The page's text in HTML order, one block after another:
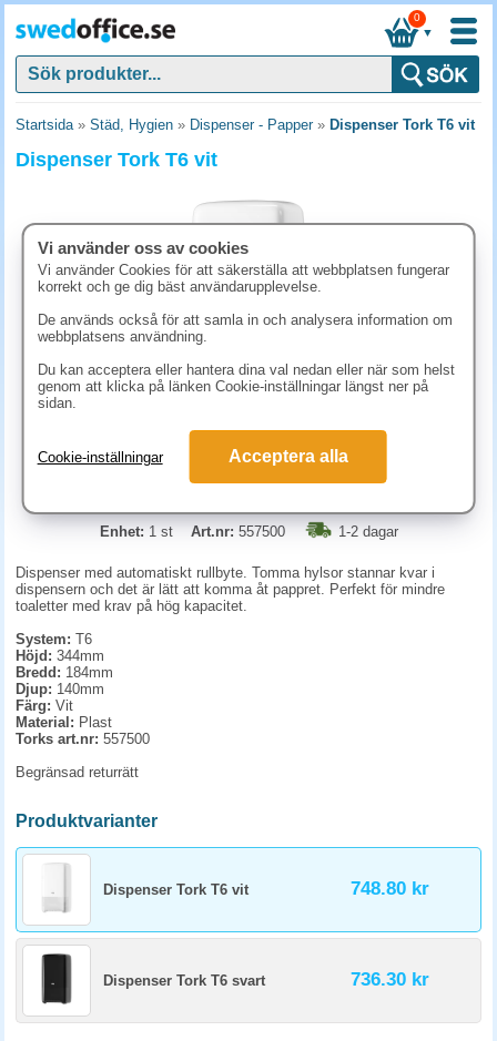
▼
0
Startsida» Städ, Hygien » Dispenser - Papper» Dispenser Tork T6 vit
Dispenser Tork T6 vit
748.80 kr
KÖP
Enhet: 1 st Art.nr: 557500 1-2 dagar
Dispenser med automatiskt rullbyte. Tomma hylsor stannar kvar i
dispensern och det är lätt att komma åt pappret. Perfekt för mindre
toaletter med krav på hög kapacitet.
System: T6
Höjd: 344mm
Bredd: 184mm
Djup: 140mm
Färg: Vit
Material: Plast
Torks art.nr: 557500
Begränsad returrätt
Produktvarianter
Dispenser Tork T6 vit 748.80 kr
Dispenser Tork T6 svart 736.30 kr
Vi använder oss av cookies
Vi använder Cookies för att säkerställa att webbplatsen fungerar
korrekt och ge dig bäst användarupplevelse.
De används också för att samla in och analysera information om
webbplatsens användning.
Du kan acceptera eller hantera dina val nedan eller när som helst
genom att klicka på länken Cookie-inställningar längst ner på
sidan.
Cookie-inställningar Acceptera alla